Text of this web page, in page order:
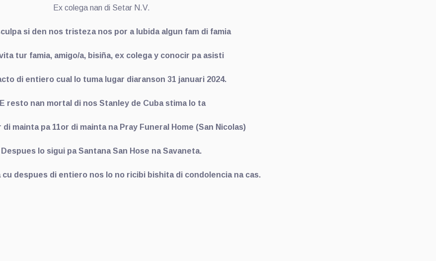
Ex colega nan di Setar N.V.
si den nos tristeza nos por a lubida algun fam di famia
tur famia, amigo/a, bisiña, ex colega y conocir pa asisti
di entiero cual lo tuma lugar diaranson 31 januari 2024.
E resto nan mortal di nos Stanley de Cuba stima lo ta
di mainta pa 11or di mainta na Pray Funeral Home (San Nicolas)
Despues lo sigui pa Santana San Hose na Savaneta.
cu despues di entiero nos lo no ricibi bishita di condolencia na cas.